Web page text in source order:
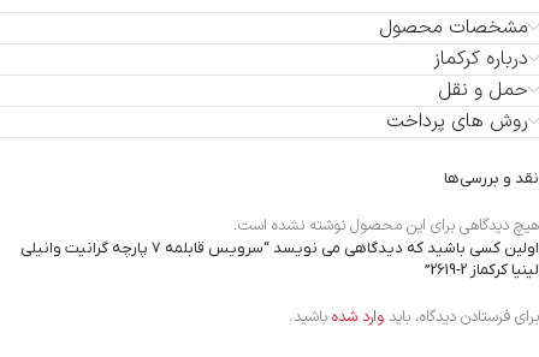
مشخصات محصول
درباره کرکماز
حمل و نقل
روش های پرداخت
نقد و بررسی‌ها
هیچ دیدگاهی برای این محصول نوشته نشده است.
اولین کسی باشید که دیدگاهی می نویسد “سرویس قابلمه 7 پارچه گرانیت وانیلی
لینیا کرکماز 2619-2
”
برای فرستادن دیدگاه، باید وارد شده باشید.